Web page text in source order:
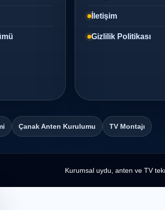
İletişim
Gizlilik Politikası
Çanak Anten Kurulumu TV Montajı
Kurumsal uydu, anten ve TV